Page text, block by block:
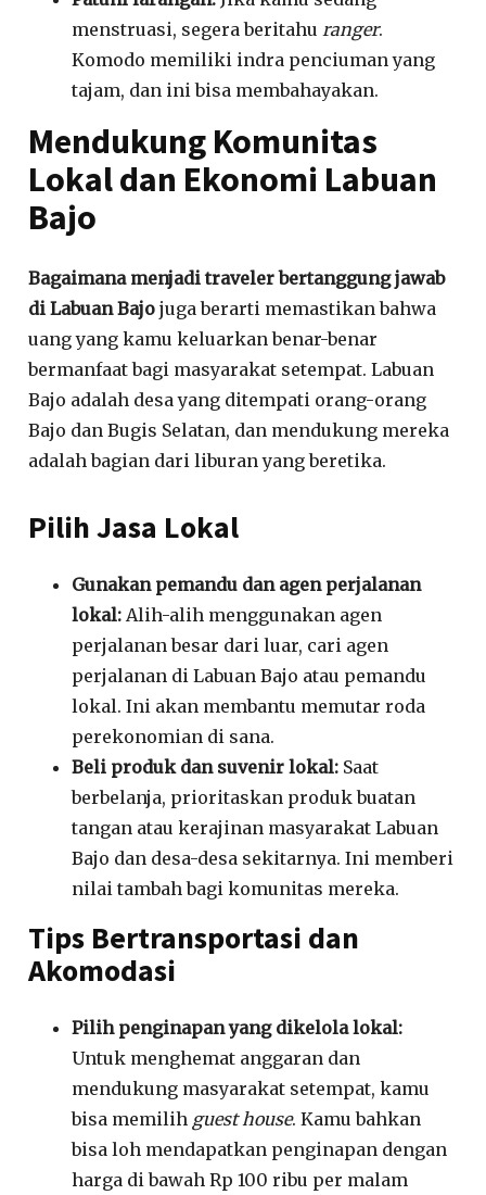
menstruasi, segera beritahu ranger.
Komodo memiliki indra penciuman yang
tajam, dan ini bisa membahayakan.
Mendukung Komunitas
Lokal dan Ekonomi Labuan
Bajo
Bagaimana menjadi traveler bertanggung jawab
di Labuan Bajo juga berarti memastikan bahwa
uang yang kamu keluarkan benar-benar
bermanfaat bagi masyarakat setempat.Labuan
Bajo adalah desa yang ditempati orang-orang
Bajo dan Bugis Selatan, dan mendukung mereka
adalah bagian dari liburan yang beretika.
Pilih Jasa Lokal
Gunakan pemandu dan agen perjalanan
lokal: Alih-alih menggunakan agen
perjalanan besar dari luar, cari agen
perjalanan di Labuan Bajo atau pemandu
lokal. Ini akan membantu memutar roda
perekonomian di sana.
Beli produk dan suvenir lokal: Saat
berbelanja, prioritaskan produk buatan
tangan atau kerajinan masyarakat Labuan
Bajo dan desa-desa sekitarnya. Ini memberi
nilai tambah bagi komunitas mereka.
Tips Bertransportasi dan
Akomodasi
Pilih penginapan yang dikelola lokal:
Untuk menghemat anggaran dan
mendukung masyarakat setempat, kamu
bisa memilih guest house.Kamu bahkan
bisa loh mendapatkan penginapan dengan
harga di bawah Rp 100 ribu per malam